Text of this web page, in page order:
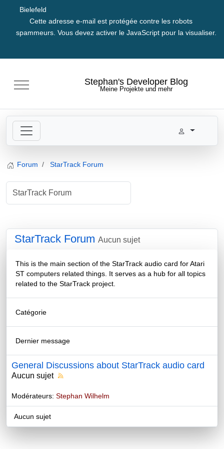
Bielefeld
Cette adresse e-mail est protégée contre les robots
spammeurs. Vous devez activer le JavaScript pour la visualiser.
Mobile Menu Toggle Stephan's Developer Blog
Meine Projekte und mehr
Forum StarTrack Forum
StarTrack Forum Aucun sujet
This is the main section of the StarTrack audio card for Atari
ST computers related things. It serves as a hub for all topics
related to the StarTrack project.
Catégorie
Dernier message
General Discussions about StarTrack audio card
Aucun sujet
Modérateurs: Stephan Wilhelm
Aucun sujet